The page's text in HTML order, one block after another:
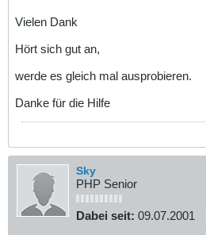
Vielen Dank
Hört sich gut an,
werde es gleich mal ausprobieren.
Danke für die Hilfe
Sky
PHP Senior
Dabei seit: 09.07.2001